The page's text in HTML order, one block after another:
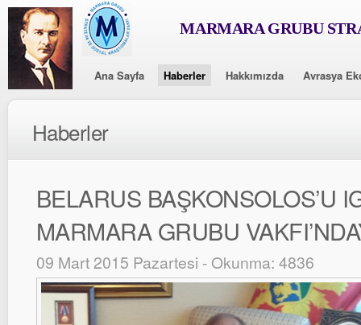
MARMARA GRUBU
Ana Sayfa Haberler Hakkımızda Avrasya
Haberler
BELARUS BAŞKONSOLOS’U
MARMARA GRUBU
09 Mart 2015 Pazartesi - Okunma: 4836